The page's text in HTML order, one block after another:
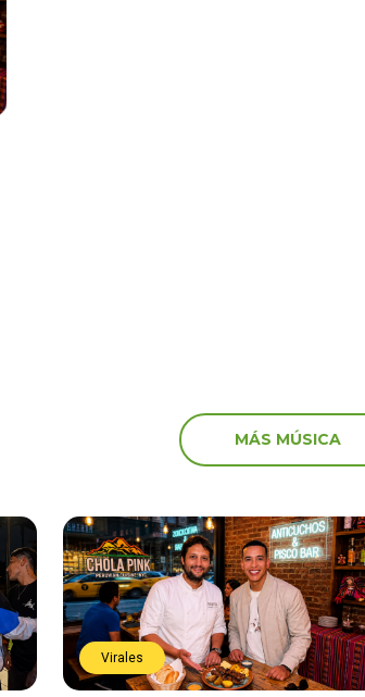
MÁS MÚSICA
Virales